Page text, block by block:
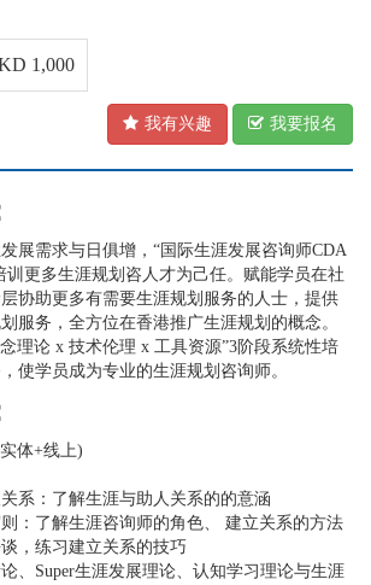
1,000
我有兴趣 我要报名
展需求与日俱增，“国际生涯发展咨询师CDA
训更多生涯规划咨人才为己任。赋能学员在社
协助更多有需要生涯规划服务的人士，提供
服务，全方位在香港推广生涯规划的概念。
理论 x 技术伦理 x 工具资源”3阶段系统性培
使学员成为专业的生涯规划咨询师。
体+线上)
系：了解生涯与助人关系的的意涵
：了解生涯咨询师的角色、 建立关系的方法
，练习建立关系的技巧
、Super生涯发展理论、认知学习理论与生涯